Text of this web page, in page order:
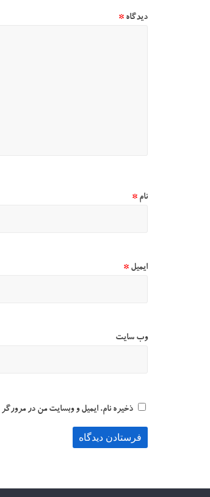
دیدگاه *
نام *
ایمیل *
وب‌ سایت
ذخیره نام، ایمیل و وبسایت من در